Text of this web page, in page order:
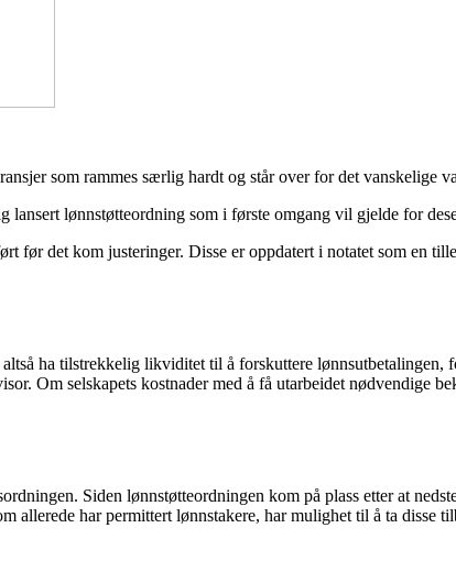
som rammes særlig hardt og står over for det vanskelige
lønnstøtteordning som i første omgang vil gjelde for
før det kom justeringer. Disse er oppdatert i notatet som en
ha tilstrekkelig likviditet til å forskuttere
Om selskapets kostnader med å få utarbeidet nødvendige
Siden lønnstøtteordningen kom på plass etter at
allerede har permittert lønnstakere, har mulighet til å ta disse